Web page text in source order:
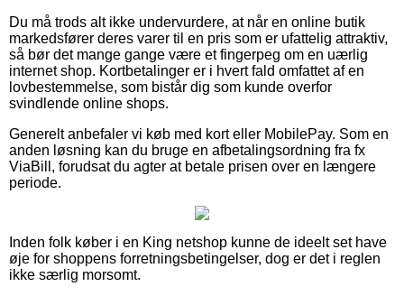
Du må trods alt ikke undervurdere, at når en online butik
markedsfører deres varer til en pris som er ufattelig attraktiv,
så bør det mange gange være et fingerpeg om en uærlig
internet shop. Kortbetalinger er i hvert fald omfattet af en
lovbestemmelse, som bistår dig som kunde overfor
svindlende online shops.
Generelt anbefaler vi køb med kort eller MobilePay. Som en
anden løsning kan du bruge en afbetalingsordning fra fx
ViaBill, forudsat du agter at betale prisen over en længere
periode.
Inden folk køber i en King netshop kunne de ideelt set have
øje for shoppens forretningsbetingelser, dog er det i reglen
ikke særlig morsomt.